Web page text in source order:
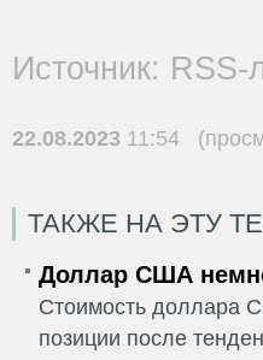
Источник:
22.08.2023 11:54
ТАКЖЕ НА ЭТУ
Доллар США
Стоимость доллара
позиции после